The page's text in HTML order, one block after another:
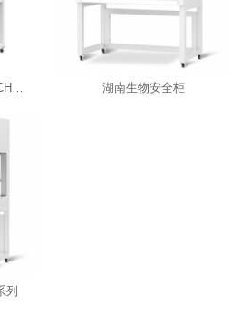
湖南洁净工作台 BCV/BCH系列 湖南生物安全柜
列